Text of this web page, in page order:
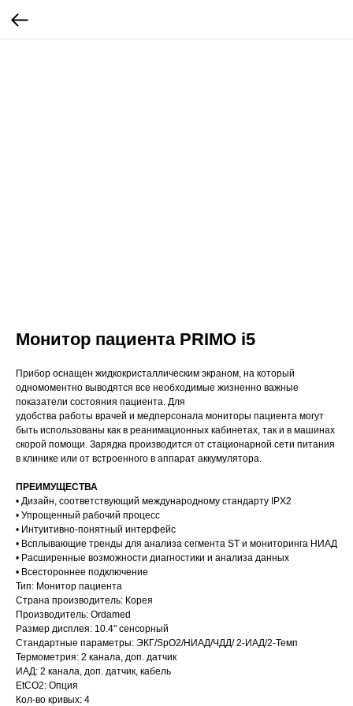
Монитор пациента PRIMO i5
Прибор оснащен жидкокристаллическим экраном, на который
одномоментно выводятся все необходимые жизненно важные
показатели состояния пациента. Для
удобства работы врачей и медперсонала мониторы пациента могут
быть использованы как в реанимационных кабинетах, так и в машинах
скорой помощи. Зарядка производится от стационарной сети питания
в клинике или от встроенного в аппарат аккумулятора.
ПРЕИМУЩЕСТВА
• Дизайн, соответствующий международному стандарту IPX2
• Упрощенный рабочий процесс
• Интуитивно-понятный интерфейс
• Всплывающие тренды для анализа сегмента ST и мониторинга НИАД
• Расширенные возможности диагностики и анализа данных
• Всестороннее подключение
Тип: Монитор пациента
Страна производитель: Корея
Производитель: Ordamed
Размер дисплея: 10.4" cенсорный
Стандартные параметры: ЭКГ/SpO2/НИАД/ЧДД/ 2-ИАД/2-Темп
Термометрия: 2 канала, доп. датчик
ИАД: 2 канала, доп. датчик, кабель
EtCO2: Опция
Кол-во кривых: 4